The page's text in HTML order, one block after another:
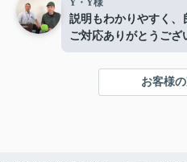
Y・Y様
説明もわかりやすく、
ご対応ありがとうござ
お客様